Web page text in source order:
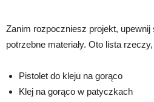
Zanim rozpoczniesz projekt,
potrzebne materiały. Oto lista
Pistolet do kleju na gorąco
Klej na gorąco w patyczkach